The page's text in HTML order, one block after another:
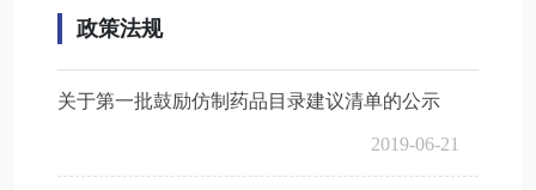
政策法规
关于第一批鼓励仿制药品目录建议清单的公示
2019-06-21